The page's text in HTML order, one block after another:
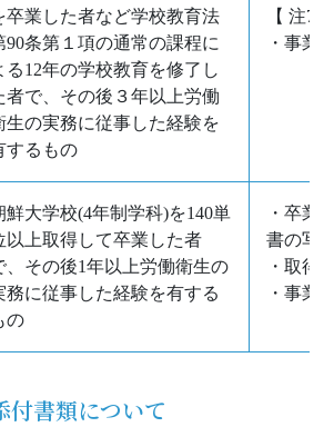
卒業した者など学校教育法
90条第１項の通常の課程に
る12年の学校教育を修了し
者で、その後３年以上労働
生の実務に従事した経験を
するもの
【 注7
・事業
鮮大学校(4年制学科)を140単
以上取得して卒業した者
、その後1年以上労働衛生の
務に従事した経験を有する
の
・卒業
書の写
・取得
・事業
書類について